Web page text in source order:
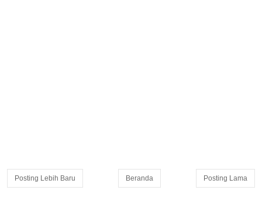
Posting Lebih Baru Posting Lama
Beranda